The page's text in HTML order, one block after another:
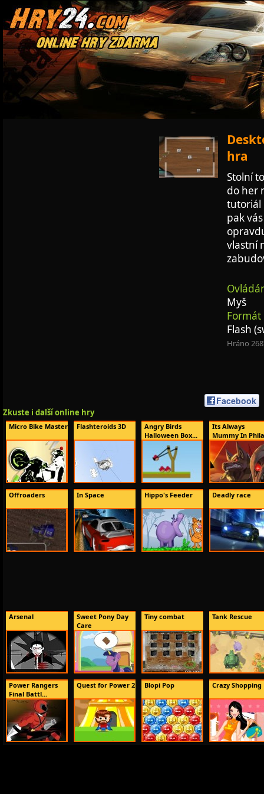
hra
Stolní
do her
tutoriál
pak
vlastní
Myš
Flash
Hráno
Facebook
Zkuste i další online hry
Micro Bike Master Flashteroids 3D
Angry Birds
Halloween Box...
Its Always
Mummy In
Offroaders In Space Hippo's Feeder Deadly race
Arsenal
Sweet Pony Day
Care
Tiny combat Tank Rescue
Power Rangers
Final Battl...
Quest for Power 2 Blopi Pop Crazy Shopping